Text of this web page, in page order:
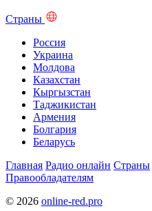
Страны
Россия
Украина
Молдова
Казахстан
Кыргызстан
Таджикистан
Армения
Болгария
Беларусь
Главная Радио онлайн Страны
Правообладателям
© 2026 online-red.pro